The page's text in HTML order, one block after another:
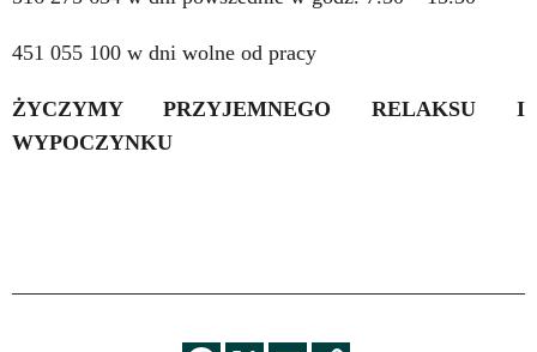
451 055 100 w dni wolne od pracy
ŻYCZYMY PRZYJEMNEGO RELAKSU I
WYPOCZYNKU